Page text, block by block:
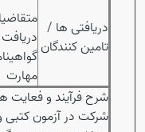
دریافتی ها /
تامین کنندگان دریافت
مهارت
شرح فرآیند و فعایت
شرکت در آزمون کتبی